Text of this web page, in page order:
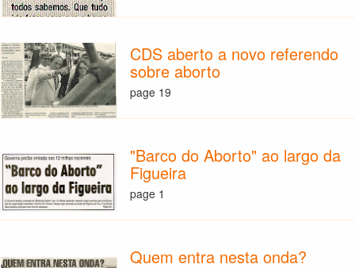
CDS aberto a novo referendo
sobre aborto
page 19
"Barco do Aborto" ao largo da
Figueira
page 1
Quem entra nesta onda?